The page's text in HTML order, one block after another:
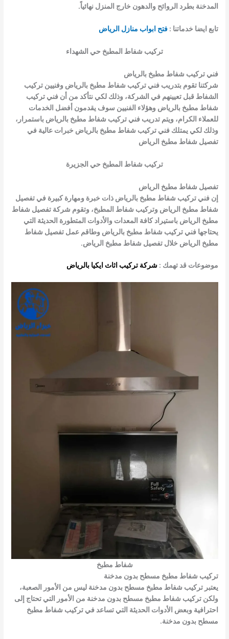
المدخنة بطرد الروائح والدهون خارج المنزل نهائياً.
تابع ايضا خدماتنا : فتح ابواب منازل الرياض
تركيب شفاط المطبخ حي الشهداء
فني تركيب شفاط مطبخ بالرياض
شركتنا تقوم بتدريبفني تركيب شفاط مطبخ بالرياض وفنيين تركيب
الشفاط قبل تعيينهم في الشركة، وذلك لكي نتأكد من أنفني تركيب
شفاط مطبخ بالرياض وهؤلاء الفنيين سوف يقدمون أفضل الخدمات
للعملاء الكرام، ويتم تدريبفني تركيب شفاط مطبخ بالرياض باستمرار،
وذلك لكي يمتلكفني تركيب شفاط مطبخ بالرياض خبرات عالية في
تفصيل شفاط مطبخ الرياض
تركيب شفاط المطبخ حي الجزيرة
تفصيل شفاط مطبخ الرياض
إنفني تركيب شفاط مطبخ بالرياض ذات خبرة ومهارة كبيرة فيتفصيل
شفاط مطبخ الرياض وتركيب شفاط المطبخ، وتقوم شركةتفصيل شفاط
مطبخ الرياض باستيراد كافة المعدات والأدوات المتطورة الحديثة التي
يحتاجهافني تركيب شفاط مطبخ بالرياض وطاقم عملتفصيل شفاط
مطبخ الرياض خلالتفصيل شفاط مطبخ الرياض.
موضوعات قد تهمك :شركة تركيب اثاث ايكيا بالرياض
شفاط مطبخ
تركيب شفاط مطبخ مسطح بدون مدخنة
يعتبرتركيب شفاط مطبخ مسطح بدون مدخنة ليس من الأمور الصعبة،
ولكنتركيب شفاط مطبخ مسطح بدون مدخنة من الأمور التي تحتاج إلى
احترافية وبعض الأدوات الحديثة التي تساعد فيتركيب شفاط مطبخ
مسطح بدون مدخنة.